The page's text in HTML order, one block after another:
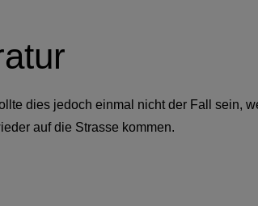
dies jedoch einmal nicht der Fall sein,
auf die Strasse kommen.